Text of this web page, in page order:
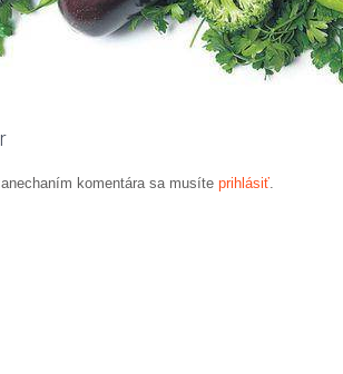
komentára sa musíte prihlásiť.